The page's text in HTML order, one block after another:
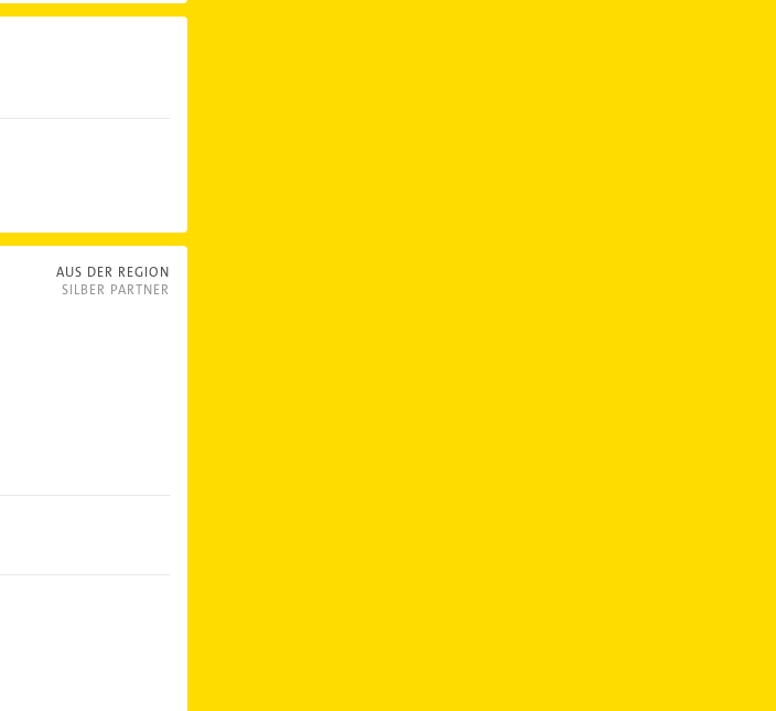
AUS DER REGION
SILBER PARTNER